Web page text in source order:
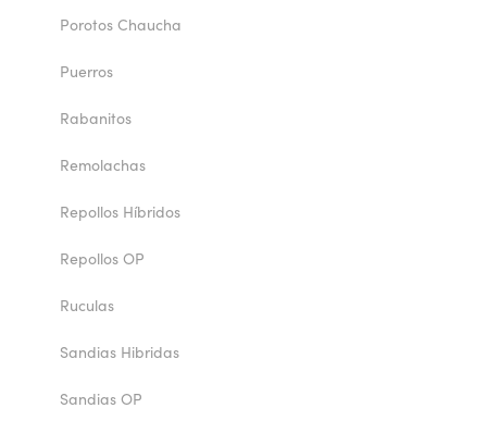
Porotos Chaucha
Puerros
Rabanitos
Remolachas
Repollos Híbridos
Repollos OP
Ruculas
Sandias Hibridas
Sandias OP